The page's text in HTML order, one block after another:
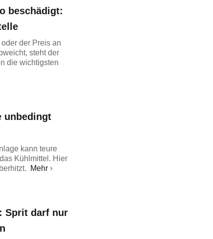
beschädigt:
der Preis an
steht der
die wichtigsten
unbedingt
kann teure
Kühlmittel. Hier
Mehr
Sprit darf nur